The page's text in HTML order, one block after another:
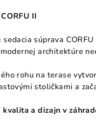
II
súprava
architektúre
rohu na terase
stoličkami a
a dizajn v